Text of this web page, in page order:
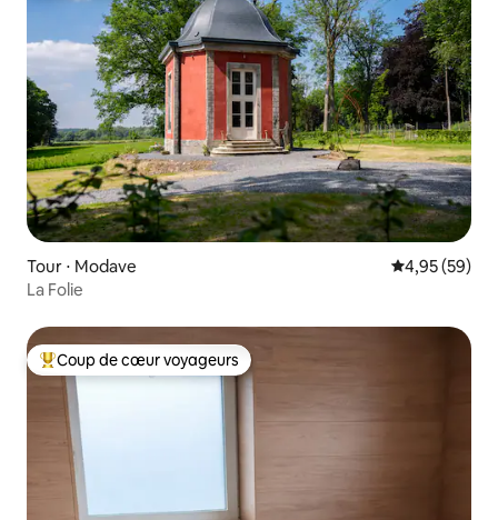
Tour ⋅ Modave Évaluation
4,95 (59)
La Folie
Coups de cœur voyageurs les plus appréciés
Coup de cœur voyageurs